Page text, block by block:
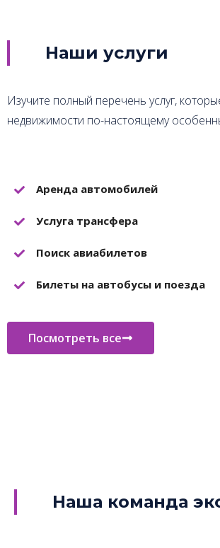
Наши услуги
Изучите полный перечень услуг,
недвижимости по-настоящему
Аренда автомобилей
Услуга трансфера
Поиск авиабилетов
Билеты на автобусы и поезда
Посмотреть все
Наша команда